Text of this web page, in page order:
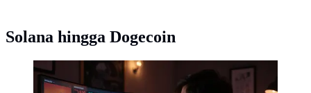
Solana hingga Dogecoin
Ilustrasi harga kripto. (Foto by AI)